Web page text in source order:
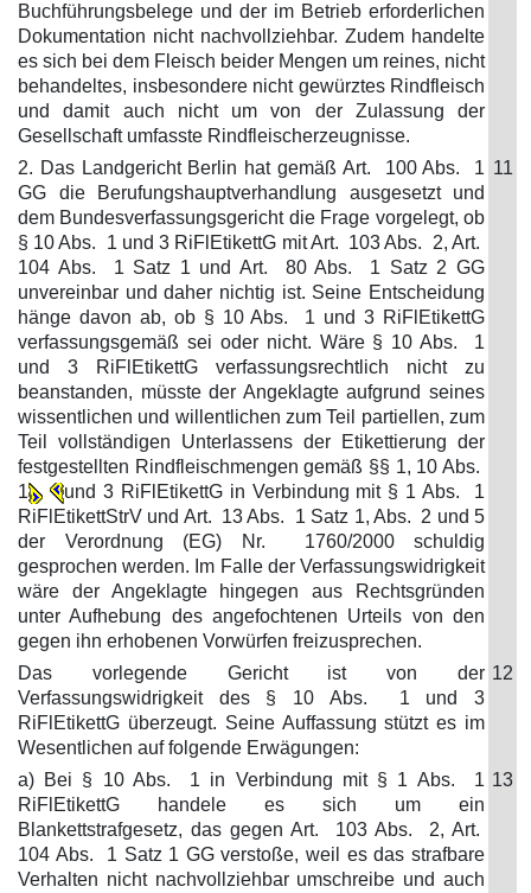
Buchführungsbelege und der im Betrieb erforderlichen
Dokumentation nicht nachvollziehbar. Zudem handelte
es sich bei dem Fleisch beider Mengen um reines, nicht
behandeltes, insbesondere nicht gewürztes Rindfleisch
und damit auch nicht um von der Zulassung der
Gesellschaft umfasste Rindfleischerzeugnisse.
2. Das Landgericht Berlin hat gemäß Art. 100 Abs. 1
GG die Berufungshauptverhandlung ausgesetzt und
dem Bundesverfassungsgericht die Frage vorgelegt, ob
§ 10 Abs. 1 und 3 RiFlEtikettG mit Art. 103 Abs. 2, Art.
104 Abs. 1 Satz 1 und Art. 80 Abs. 1 Satz 2 GG
unvereinbar und daher nichtig ist. Seine Entscheidung
hänge davon ab, ob § 10 Abs. 1 und 3 RiFlEtikettG
verfassungsgemäß sei oder nicht. Wäre § 10 Abs. 1
und 3 RiFlEtikettG verfassungsrechtlich nicht zu
beanstanden, müsste der Angeklagte aufgrund seines
wissentlichen und willentlichen zum Teil partiellen, zum
Teil vollständigen Unterlassens der Etikettierung der
festgestellten Rindfleischmengen gemäß §§ 1, 10 Abs.
1
und 3 RiFlEtikettG in Verbindung mit § 1 Abs. 1
RiFlEtikettStrV und Art. 13 Abs. 1 Satz 1, Abs. 2 und 5
der Verordnung (EG) Nr. 1760/2000 schuldig
gesprochen werden. Im Falle der Verfassungswidrigkeit
wäre der Angeklagte hingegen aus Rechtsgründen
unter Aufhebung des angefochtenen Urteils von den
gegen ihn erhobenen Vorwürfen freizusprechen.
11
Das vorlegende Gericht ist von der
Verfassungswidrigkeit des § 10 Abs. 1 und 3
RiFlEtikettG überzeugt. Seine Auffassung stützt es im
Wesentlichen auf folgende Erwägungen:
12
a) Bei § 10 Abs. 1 in Verbindung mit § 1 Abs. 1
RiFlEtikettG handele es sich um ein
Blankettstrafgesetz, das gegen Art. 103 Abs. 2, Art.
104 Abs. 1 Satz 1 GG verstoße, weil es das strafbare
Verhalten nicht nachvollziehbar umschreibe und auch
13